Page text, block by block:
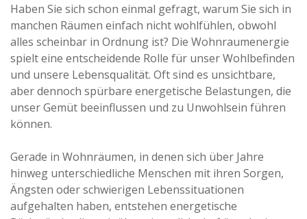
Haben Sie sich schon einmal gefragt, warum Sie sich in
manchen Räumen einfach nicht wohlfühlen, obwohl
alles scheinbar in Ordnung ist? Die Wohnraumenergie
spielt eine entscheidende Rolle für unser Wohlbefinden
und unsere Lebensqualität. Oft sind es unsichtbare,
aber dennoch spürbare energetische Belastungen, die
unser Gemüt beeinflussen und zu Unwohlsein führen
können.
Gerade in Wohnräumen, in denen sich über Jahre
hinweg unterschiedliche Menschen mit ihren Sorgen,
Ängsten oder schwierigen Lebenssituationen
aufgehalten haben, entstehen energetische